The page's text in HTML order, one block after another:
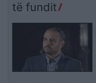
të fundit